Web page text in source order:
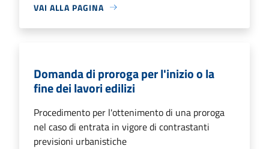
VAI ALLA PAGINA
Domanda di proroga per l'inizio o la
fine dei lavori edilizi
Procedimento per l'ottenimento di una proroga
nel caso di entrata in vigore di contrastanti
previsioni urbanistiche